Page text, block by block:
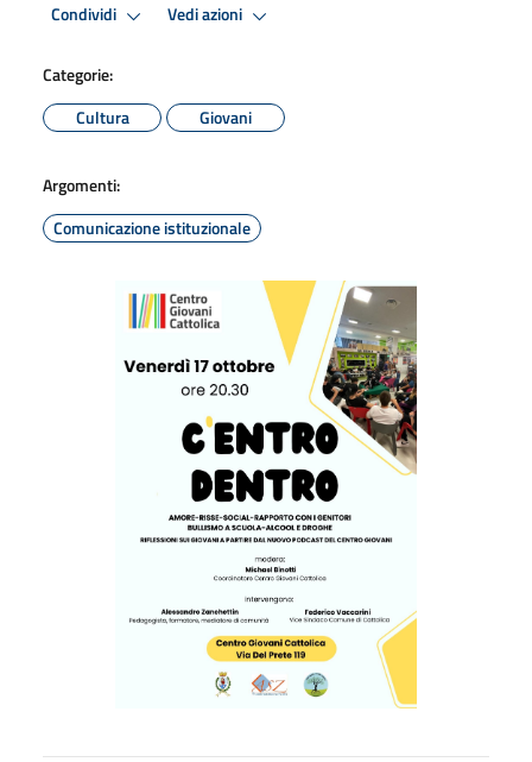
Condividi Vedi azioni
Categorie:
Cultura
Giovani
Argomenti:
Comunicazione istituzionale